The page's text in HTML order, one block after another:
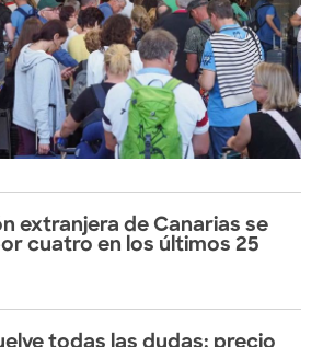
extranjera de Canarias se
cuatro en los últimos 25
todas las dudas: precio